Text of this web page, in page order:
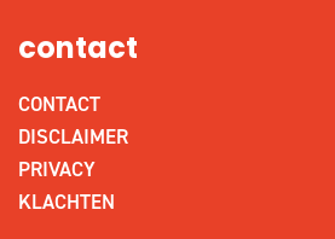
contact
CONTACT
DISCLAIMER
PRIVACY
KLACHTEN